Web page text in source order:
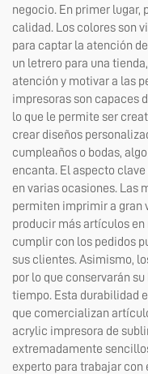
negocio. En primer lugar,
calidad. Los colores son
para captar la atención
un letrero para una
atención y motivar a las
impresoras son capaces
lo que le permite ser
crear diseños
cumpleaños o bodas,
encanta. El aspecto
en varias ocasiones. Las
permiten imprimir a gran
producir más artículos
cumplir con los pedidos
sus clientes. Asimismo,
por lo que conservarán
tiempo. Esta durabilidad
que comercializan
acrylic impresora de
extremadamente
experto para trabajar con